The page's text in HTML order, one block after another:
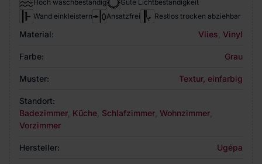
Hoch waschbeständig
Gute Lichtbeständigkeit
Wand einkleistern
Ansatzfrei Restlos trocken abziehbar
Material: Vlies Vinyl
Farbe: Grau
Muster: Textur, einfarbig
Standort:
Badezimmer Küche Schlafzimmer Wohnzimmer
Vorzimmer
Hersteller: Ugépa